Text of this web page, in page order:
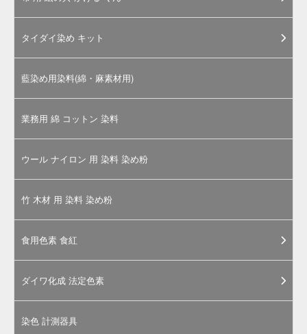
近似色との色の比較 / そめそめキットPro
←濃い 黄緑み→
そめそめキットPROの色見本ページに移動します。